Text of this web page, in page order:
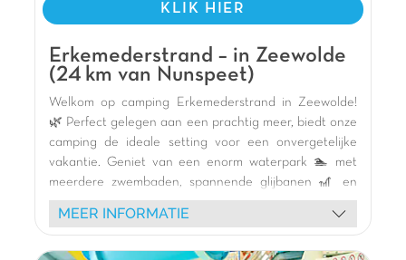
Animatie tijdens aangegeven periodes inbegrepen
KLIK HIER
Erkemederstrand – in Zeewolde
(24 km van Nunspeet)
Welkom op camping Erkemederstrand in Zeewolde!
🌿 Perfect gelegen aan een prachtig meer, biedt onze
camping de ideale setting voor een onvergetelijke
vakantie. Geniet van een enorm waterpark 🏊 met
meerdere zwembaden, spannende glijbanen 🎢 en
waterspellen voor het hele gezin. Kinderen zullen dol
zijn op de themaspeeltuinen, waaronder het
MEER INFORMATIE